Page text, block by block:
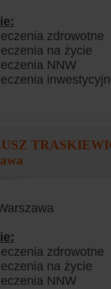
zdrowotne
na życie
NNW
zdrowotne
na życie
NNW